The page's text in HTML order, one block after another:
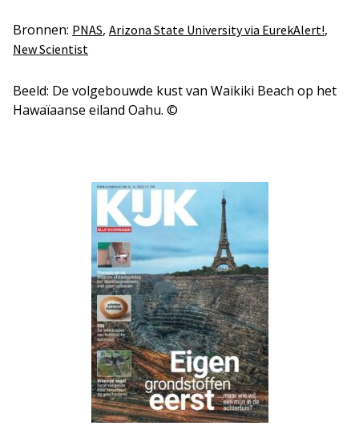
Bronnen: PNAS, Arizona State University via EurekAlert!,
New Scientist
Beeld: De volgebouwde kust van Waikiki Beach op het
Hawaïaanse eiland Oahu. ©